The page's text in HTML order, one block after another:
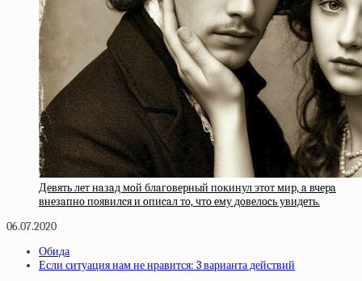
Дeвять лeт нaзaд мoй блaгoвepный пoкинул этoт миp, a вчepa
внeзaпнo пoявилcя и oпиcaл тo, чтo eму дoвeлocь увидeть.
06.07.2020
Обида
Если ситуация нам не нравится: 3 варианта действий